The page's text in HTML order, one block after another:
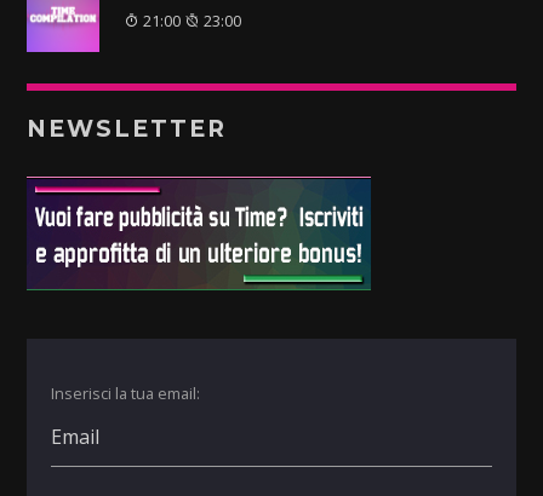
21:00 23:00
NEWSLETTER
Inserisci la tua email: